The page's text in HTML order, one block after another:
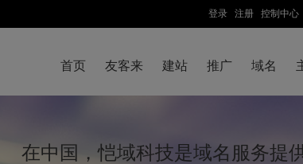
登录 注册 控制中心
首页 友客来 建站 推广 域名
在中国，恺域科技是域名服务